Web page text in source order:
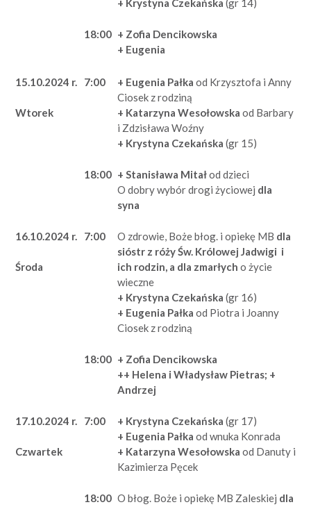
+ Krystyna Czekańska (gr 14)
18:00 + Zofia Dencikowska
+ Eugenia
15.10.2024 r.
Wtorek
7:00 + Eugenia Pałka od Krzysztofa i Anny
Ciosek z rodziną
+ Katarzyna Wesołowska od Barbary
i Zdzisława Woźny
+ Krystyna Czekańska (gr 15)
18:00 + Stanisława Mitałod dzieci
O dobry wybór drogi życiowej dla
syna
16.10.2024 r.
Środa
7:00 O zdrowie, Boże błog. i opiekę MB dla
sióstr z róży Św. Królowej Jadwigi i
ich rodzin, a dla zmarłych o życie
wieczne
+ Krystyna Czekańska (gr 16)
+ Eugenia Pałka od Piotra i Joanny
Ciosek z rodziną
18:00 + Zofia Dencikowska
++ Helena i Władysław Pietras; +
Andrzej
17.10.2024 r.
Czwartek
7:00 + Krystyna Czekańska (gr 17)
+ Eugenia Pałka od wnuka Konrada
+ Katarzyna Wesołowska od Danuty i
Kazimierza Pęcek
18:00 O błog. Boże i opiekę MB Zaleskiej dla